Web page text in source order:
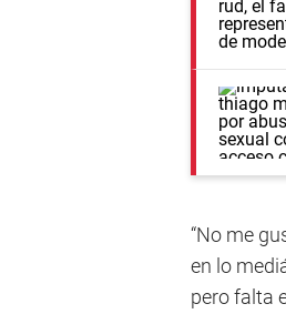
“No me
en lo
pero falta